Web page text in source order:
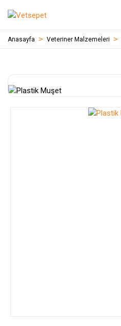
Anasayfa Veteriner Malzemeleri